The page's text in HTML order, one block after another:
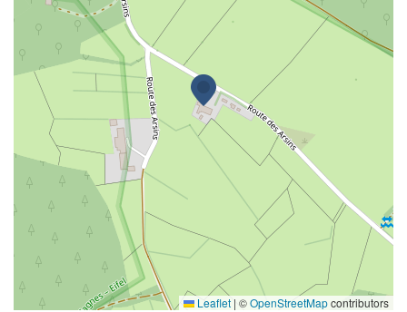
Leaflet | ©OpenStreetMapcontributors